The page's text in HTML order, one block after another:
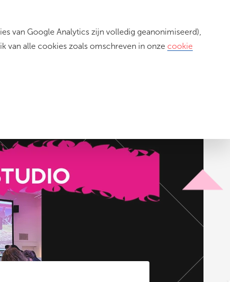
van Google Analytics zijn volledig geanonimiseerd),
van alle cookies zoals omschreven in onze cookie
Inloggen